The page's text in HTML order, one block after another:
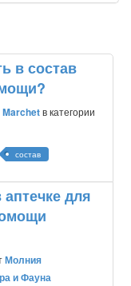
в состав
Marchet в категории
состав
для
Молния
и Фауна